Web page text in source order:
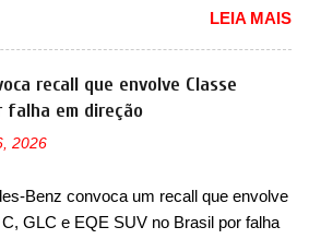
Diretor de Operações da Stellantis
Europe, que foi o responsável por
o lançamento. O novo modelo teve
que mostra a traseira do SUV,
um pouco das lanternas, que
lanternas possuem uma iluminação
No para-lama traseiro, se n...
de 2025 que envolve os proprietários
no Brasil. O chamado envolve
com ano/modelo 2026 da picape
e envolve todas as versões com este
A marca fala que as unidades
precisam retornar a uma
motorista, que precisará ser
porque pode ter sido produzido de
LEIA MAIS
recall que envolve Classe
falha em direção
2026
Benz convoca um recall que envolve
GLC e EQE SUV no Brasil por falha